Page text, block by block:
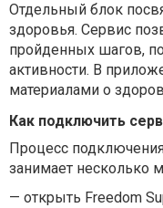
Отдельный блок
здоровья. Сервис
пройденных шагов,
активности. В
материалами о
Как подключить
Процесс
занимает несколько
— открыть Freedom